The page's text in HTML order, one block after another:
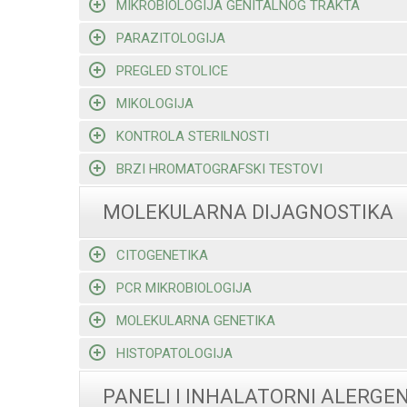
MIKROBIOLOGIJA GENITALNOG TRAKTA
PARAZITOLOGIJA
PREGLED STOLICE
MIKOLOGIJA
KONTROLA STERILNOSTI
BRZI HROMATOGRAFSKI TESTOVI
MOLEKULARNA DIJAGNOSTIKA
CITOGENETIKA
PCR MIKROBIOLOGIJA
MOLEKULARNA GENETIKA
HISTOPATOLOGIJA
PANELI I INHALATORNI